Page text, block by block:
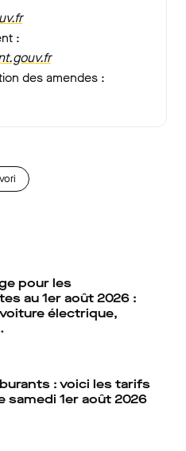
:
des amendes :
pour les
au 1er août 2026 :
électrique,
: voici les tarifs
samedi 1er août 2026